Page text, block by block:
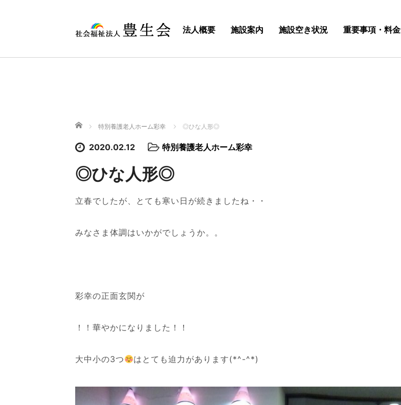
法人概要 施設案内 施設空き状況 重要事項・料金
ホーム 特別養護老人ホーム彩幸 ◎ひな人形◎
2020.02.12 特別養護老人ホーム彩幸
◎ひな人形◎
立春でしたが、とても寒い日が続きましたね・・
みなさま体調はいかがでしょうか。。
彩幸の正面玄関が
！！華やかになりました！！
大中小の3つ はとても迫力があります(*^-^*)